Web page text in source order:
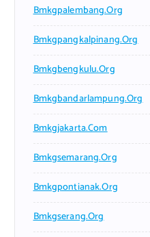
Bmkgpalembang.org
Bmkgpangkalpinang.org
Bmkgbengkulu.org
Bmkgbandarlampung.org
Bmkgjakarta.com
Bmkgsemarang.org
Bmkgpontianak.org
Bmkgserang.org